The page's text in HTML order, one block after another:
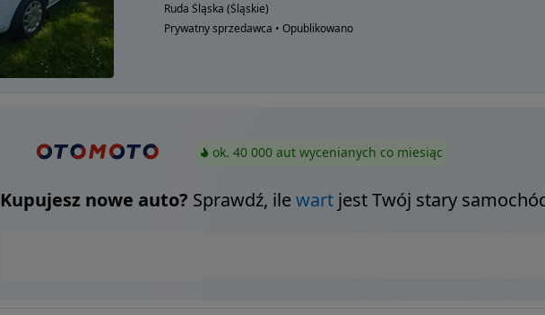
Ruda Śląska (Śląskie)
Prywatny sprzedawca • Opublikowano
ok. 40 000 aut wycenianych co miesiąc
Kupujesz nowe auto? Sprawdź, ilewartjest Twój stary